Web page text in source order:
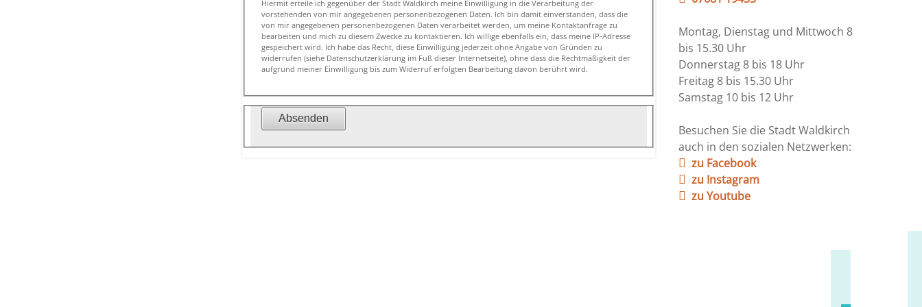
Hiermit erteile ich gegenüber der Stadt Waldkirch meine Einwilligung in die Verarbeitung der
vorstehenden von mir angegebenen personenbezogenen Daten. Ich bin damit einverstanden, dass die
von mir angegebenen personenbezogenen Daten verarbeitet werden, um meine Kontaktanfrage zu
bearbeiten und mich zu diesem Zwecke zu kontaktieren. Ich willige ebenfalls ein, dass meine IP-Adresse
gespeichert wird. Ich habe das Recht, diese Einwilligung jederzeit ohne Angabe von Gründen zu
widerrufen (siehe Datenschutzerklärung im Fuß dieser Internetseite), ohne dass die Rechtmäßigkeit der
aufgrund meiner Einwilligung bis zum Widerruf erfolgten Bearbeitung davon berührt wird.
Montag, Dienstag und Mittwoch 8
bis 15.30 Uhr
Donnerstag 8 bis 18 Uhr
Freitag 8 bis 15.30 Uhr
Samstag 10 bis 12 Uhr
Besuchen Sie die Stadt Waldkirch
auch in den sozialen Netzwerken:
zu Facebook
zu Instagram
zu Youtube